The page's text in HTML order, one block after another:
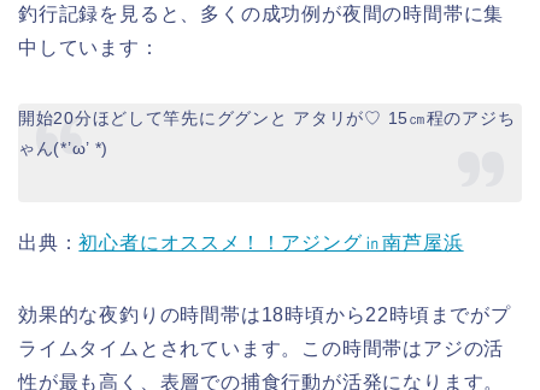
釣行記録を見ると、多くの成功例が夜間の時間帯に集
中しています：
開始20分ほどして竿先にググンと アタリが♡ 15㎝程のアジち
ゃん(*’ω’ *)
出典：初心者にオススメ！！アジング㏌南芦屋浜
効果的な夜釣りの時間帯は18時頃から22時頃までがプ
ライムタイムとされています。この時間帯はアジの活
性が最も高く、表層での捕食行動が活発になります。